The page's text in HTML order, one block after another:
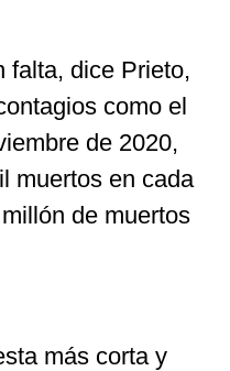
falta, dice Prieto,
como el
de 2020,
muertos en cada
de muertos
más corta y